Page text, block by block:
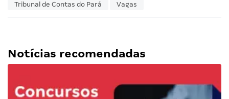
Tribunal de Contas do Pará
Vagas
Notícias recomendadas